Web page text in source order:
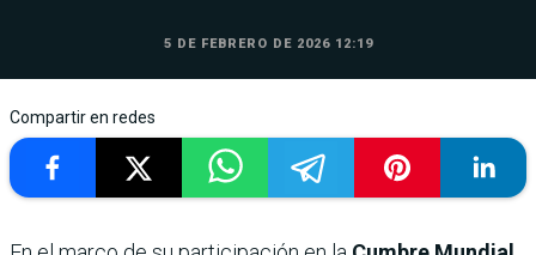
5 DE FEBRERO DE 2026 12:19
Compartir en redes